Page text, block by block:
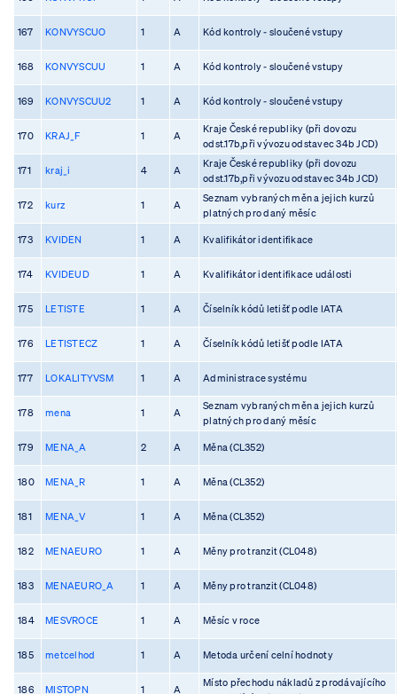
167 KONVYSCUO 1 A Kód kontroly - sloučené vstupy
168 KONVYSCUU 1 A Kód kontroly - sloučené vstupy
169 KONVYSCUU2 1 A Kód kontroly - sloučené vstupy
170 KRAJ_F 1 A
Kraje České republiky (při dovozu
odst.17b,při vývozu odstavec 34b JCD)
171 kraj_i 4 A
Kraje České republiky (při dovozu
odst.17b,při vývozu odstavec 34b JCD)
172 kurz 1 A
Seznam vybraných měn a jejich kurzů
platných pro daný měsíc
173 KVIDEN 1 A Kvalifikátor identifikace
174 KVIDEUD 1 A Kvalifikátor identifikace události
175 LETISTE 1 A Číselník kódů letišť podle IATA
176 LETISTECZ 1 A Číselník kódů letišť podle IATA
177 LOKALITYVSM 1 A Administrace systému
178 mena 1 A
Seznam vybraných měn a jejich kurzů
platných pro daný měsíc
179 MENA_A 2 A Měna (CL352)
180 MENA_R 1 A Měna (CL352)
181 MENA_V 1 A Měna (CL352)
182 MENAEURO 1 A Měny pro tranzit (CL048)
183 MENAEURO_A 1 A Měny pro tranzit (CL048)
184 MESVROCE 1 A Měsíc v roce
185 metcelhod 1 A Metoda určení celní hodnoty
186 MISTOPN 1 A
Místo přechodu nákladů z prodávajícího